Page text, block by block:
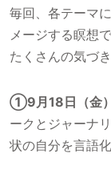
毎回、各テーマ
メージする瞑想
たくさんの気づ
①9月18日（金
ークとジャーナ
状の自分を言語化